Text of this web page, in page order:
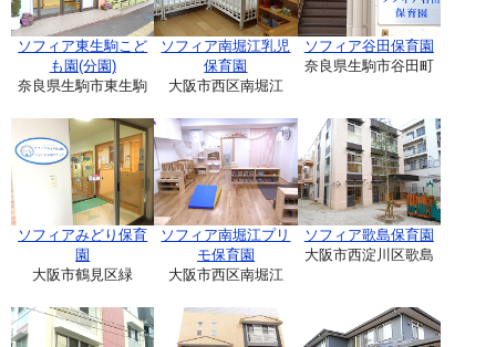
ソフィア東生駒こど
も園(分園)
奈良県生駒市東生駒
ソフィア南堀江乳児
保育園
大阪市西区南堀江
ソフィア谷田保育園
奈良県生駒市谷田町
ソフィアみどり保育
園
大阪市鶴見区緑
ソフィア南堀江プリ
モ保育園
大阪市西区南堀江
ソフィア歌島保育園
大阪市西淀川区歌島